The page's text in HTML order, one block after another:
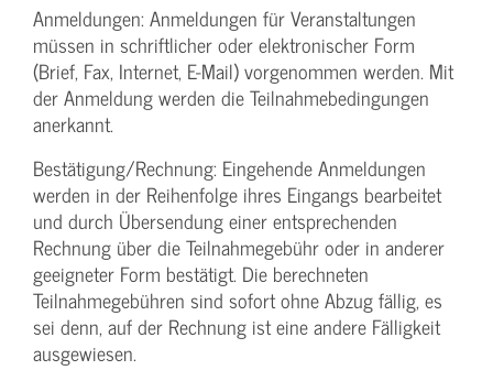
Anmeldungen: Anmeldungen für Veranstaltungen
müssen in schriftlicher oder elektronischer Form
(Brief, Fax, Internet, E-Mail) vorgenommen werden. Mit
der Anmeldung werden die Teilnahme­bedingungen
anerkannt.
Bestätigung­/Rechnung: Eingehende Anmeldungen
werden in der Reihenfolge ihres Eingangs bearbeitet
und durch Übersendung einer entsprechenden
Rechnung über die Teilnahmegebühr oder in anderer
geeigneter Form bestätigt. Die berechneten
Teilnahmegebühren sind sofort ohne Abzug fällig, es
sei denn, auf der Rechnung ist eine andere Fälligkeit
ausgewiesen.